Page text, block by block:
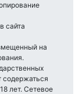
сайта
на
содержаться
лет. Сетевое